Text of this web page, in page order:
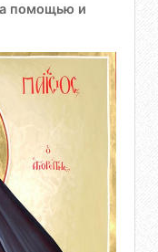
помощью и